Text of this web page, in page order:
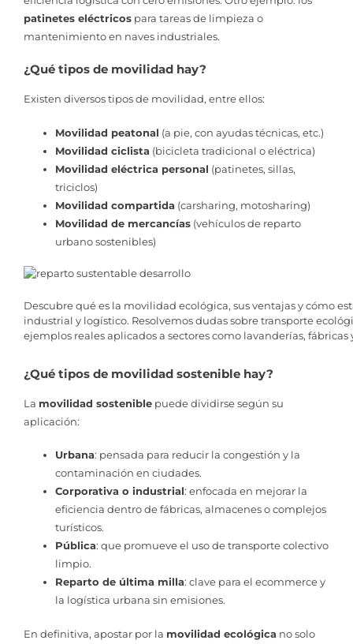
patinetes eléctricos para tareas de limpieza o
mantenimiento en naves industriales.
¿Qué tipos de movilidad hay?
Existen diversos tipos de movilidad, entre ellos:
Movilidad peatonal (a pie, con ayudas técnicas, etc.)
Movilidad ciclista (bicicleta tradicional o eléctrica)
Movilidad eléctrica personal (patinetes, sillas,
triciclos)
Movilidad compartida (carsharing, motosharing)
Movilidad de mercancías (vehículos de reparto
urbano sostenibles)
Descubre qué es la movilidad ecológica, sus ventajas y cómo
industrial y logístico. Resolvemos dudas sobre transporte
ejemplos reales aplicados a sectores como lavanderías, fábricas
¿Qué tipos de movilidad sostenible hay?
La movilidad sostenible puede dividirse según su
aplicación:
Urbana: pensada para reducir la congestión y la
contaminación en ciudades.
Corporativa o industrial: enfocada en mejorar la
eficiencia dentro de fábricas, almacenes o complejos
turísticos.
Pública: que promueve el uso de transporte colectivo
limpio.
Reparto de última milla: clave para el ecommerce y
la logística urbana sin emisiones.
En definitiva, apostar por la movilidad ecológica no solo